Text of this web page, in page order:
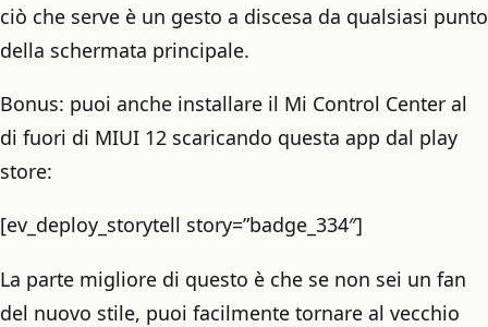
ciò che serve è un gesto a discesa da qualsiasi punto
della schermata principale.
Bonus: puoi anche installare il Mi Control Center al
di fuori di MIUI 12 scaricando questa app dal play
store:
[ev_deploy_storytell story=”badge_334″]
La parte migliore di questo è che se non sei un fan
del nuovo stile, puoi facilmente tornare al vecchio